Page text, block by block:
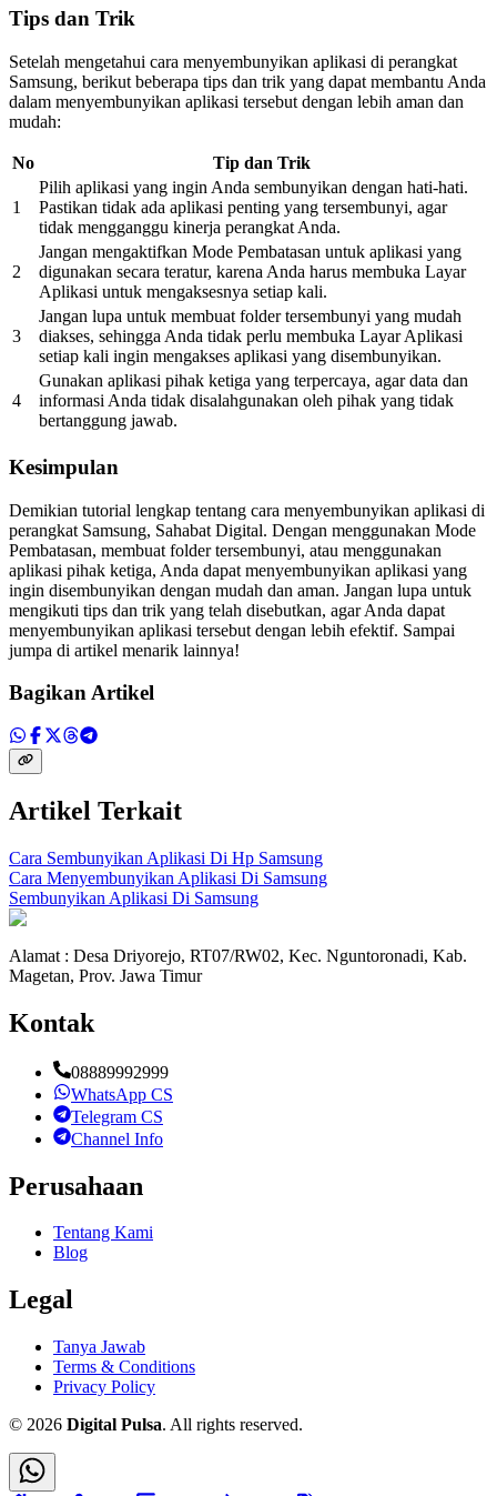
Tips dan Trik
Setelah mengetahui cara menyembunyikan aplikasi di perangkat
Samsung, berikut beberapa tips dan trik yang dapat membantu Anda
dalam menyembunyikan aplikasi tersebut dengan lebih aman dan
mudah:
No Tip dan Trik
1
Pilih aplikasi yang ingin Anda sembunyikan dengan hati-hati.
Pastikan tidak ada aplikasi penting yang tersembunyi, agar
tidak mengganggu kinerja perangkat Anda.
2
Jangan mengaktifkan Mode Pembatasan untuk aplikasi yang
digunakan secara teratur, karena Anda harus membuka Layar
Aplikasi untuk mengaksesnya setiap kali.
3
Jangan lupa untuk membuat folder tersembunyi yang mudah
diakses, sehingga Anda tidak perlu membuka Layar Aplikasi
setiap kali ingin mengakses aplikasi yang disembunyikan.
4
Gunakan aplikasi pihak ketiga yang terpercaya, agar data dan
informasi Anda tidak disalahgunakan oleh pihak yang tidak
bertanggung jawab.
Kesimpulan
Demikian tutorial lengkap tentang cara menyembunyikan aplikasi di
perangkat Samsung, Sahabat Digital. Dengan menggunakan Mode
Pembatasan, membuat folder tersembunyi, atau menggunakan
aplikasi pihak ketiga, Anda dapat menyembunyikan aplikasi yang
ingin disembunyikan dengan mudah dan aman. Jangan lupa untuk
mengikuti tips dan trik yang telah disebutkan, agar Anda dapat
menyembunyikan aplikasi tersebut dengan lebih efektif. Sampai
jumpa di artikel menarik lainnya!
Bagikan Artikel
Artikel Terkait
Cara Sembunyikan Aplikasi Di Hp Samsung
Cara Menyembunyikan Aplikasi Di Samsung
Sembunyikan Aplikasi Di Samsung
Alamat : Desa Driyorejo, RT07/RW02, Kec. Nguntoronadi, Kab.
Magetan, Prov. Jawa Timur
Kontak
08889992999
WhatsApp CS
Telegram CS
Channel Info
Perusahaan
Tentang Kami
Blog
Legal
Tanya Jawab
Terms & Conditions
Privacy Policy
© 2026 Digital Pulsa. All rights reserved.